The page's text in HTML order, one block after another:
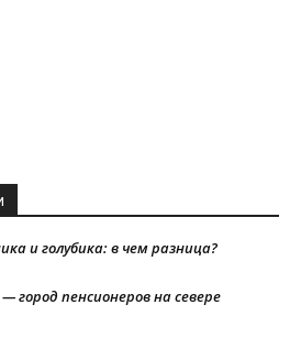
и голубика: в чем разница?
город пенсионеров на севере